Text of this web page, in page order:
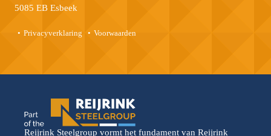
5085 EB Esbeek
Privacyverklaring Voorwaarden
Reijrink Steelgroup vormt het fundament van Reijrink